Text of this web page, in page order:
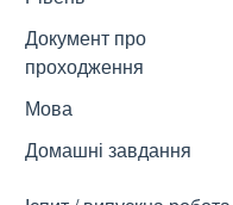
Документ про
проходження
Мова
Домашні завдання